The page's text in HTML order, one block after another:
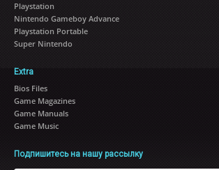
Playstation
Nintendo Gameboy Advance
Playstation Portable
Super Nintendo
Extra
Bios Files
Game Magazines
Game Manuals
Game Music
Подпишитесь на нашу рассылку